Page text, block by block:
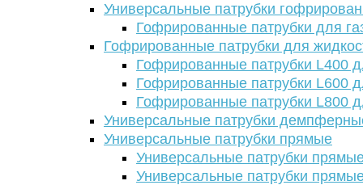
Универсальные патрубки
Гофрированные патрубки для
Гофрированные патрубки для
Гофрированные патрубки L400
Гофрированные патрубки L600
Гофрированные патрубки L800
Универсальные патрубки
Универсальные патрубки прямые
Универсальные патрубки
Универсальные патрубки